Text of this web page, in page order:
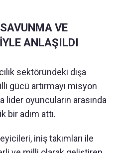
VE
ANLAŞILDI
sektöründeki dışa
gücü artırmayı misyon
oyuncuların arasında
bir adım attı.
iniş takımları ile